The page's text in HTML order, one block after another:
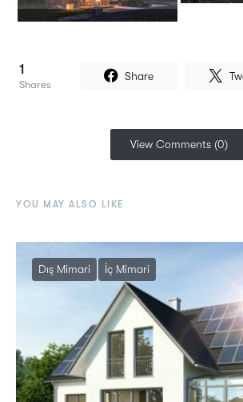
1
Shares
Share
View Comments (0)
YOU MAY ALSO LIKE
Dış Mimari İç Mimari